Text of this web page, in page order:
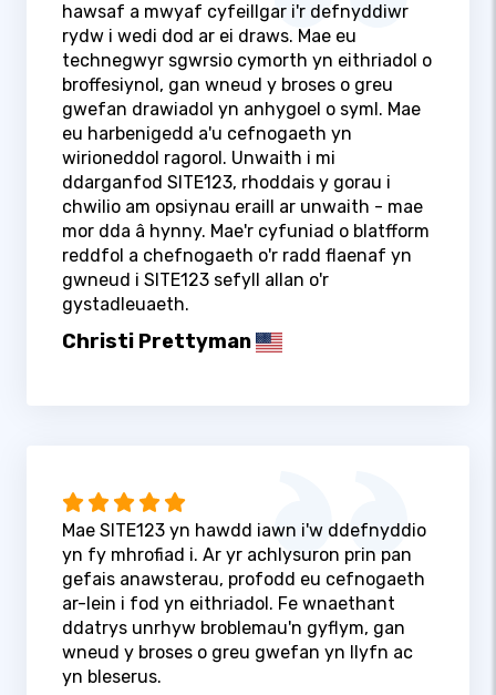
hawsaf a mwyaf cyfeillgar i'r defnyddiwr
rydw i wedi dod ar ei draws. Mae eu
technegwyr sgwrsio cymorth yn eithriadol o
broffesiynol, gan wneud y broses o greu
gwefan drawiadol yn anhygoel o syml. Mae
eu harbenigedd a'u cefnogaeth yn
wirioneddol ragorol. Unwaith i mi
ddarganfod SITE123, rhoddais y gorau i
chwilio am opsiynau eraill ar unwaith - mae
mor dda â hynny. Mae'r cyfuniad o blatfform
reddfol a chefnogaeth o'r radd flaenaf yn
gwneud i SITE123 sefyll allan o'r
gystadleuaeth.
Christi Prettyman
Mae SITE123 yn hawdd iawn i'w ddefnyddio
yn fy mhrofiad i. Ar yr achlysuron prin pan
gefais anawsterau, profodd eu cefnogaeth
ar-lein i fod yn eithriadol. Fe wnaethant
ddatrys unrhyw broblemau'n gyflym, gan
wneud y broses o greu gwefan yn llyfn ac
yn bleserus.